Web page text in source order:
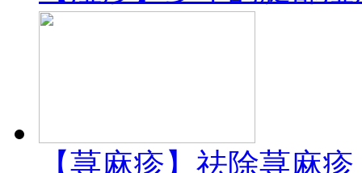
【荨麻疹】祛除荨麻